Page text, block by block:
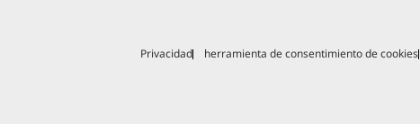
Privacidad
herramienta de consentimiento de cookies